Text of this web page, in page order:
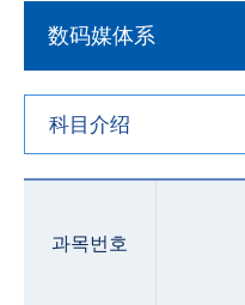
数码媒体系
科目介绍
과목번호